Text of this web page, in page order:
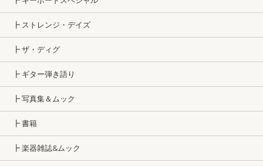
┣ ストレンジ・デイズ
┣ ザ・ディグ
┣ ギター弾き語り
┣ 写真集＆ムック
┣ 書籍
┣ 楽器雑誌&ムック